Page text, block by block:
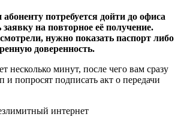
потребуется дойти до офиса
на повторное её получение.
нужно показать паспорт либо
доверенность.
несколько минут, после чего вам сразу
попросят подписать акт о передачи